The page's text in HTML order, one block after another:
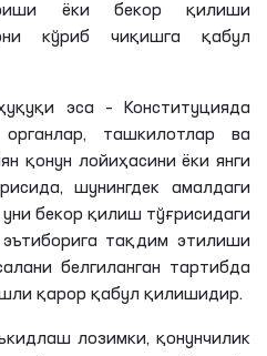
ёки бекор қилиши
кўриб чиқишга қабул
эса – Конституцияда
органлар, ташкилотлар ва
қонун лойиҳасини ёки янги
шунингдек амалдаги
бекор қилиш тўғрисидаги
тақдим этилиши
белгиланган тартибда
қарор қабул қилишидир.
лозимки, қонунчилик